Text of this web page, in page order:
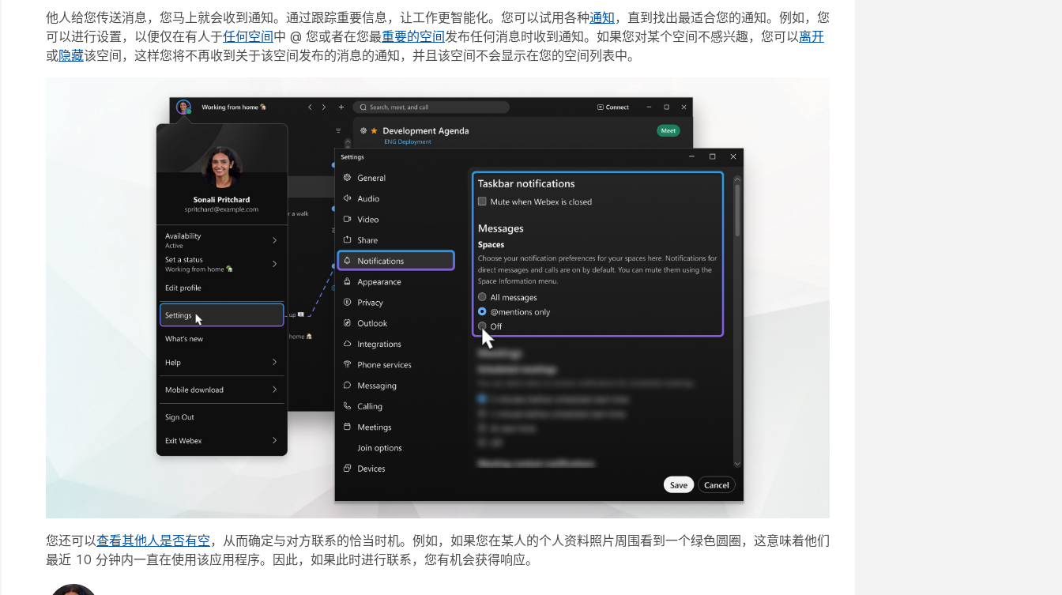
他人给您传送消息，您马上就会收到通知。通过跟踪重要信息，让工作更智能化。您可以试用各种通知，直到找出最适合您的通知。例如，您
可以进行设置，以便仅在有人于任何空间中 @ 您或者在您最重要的空间发布任何消息时收到通知。如果您对某个空间不感兴趣，您可以离开
或隐藏该空间，这样您将不再收到关于该空间发布的消息的通知，并且该空间不会显示在您的空间列表中。
您还可以查看其他人是否有空，从而确定与对方联系的恰当时机。例如，如果您在某人的个人资料照片周围看到一个绿色圆圈，这意味着他们
最近 10 分钟内一直在使用该应用程序。因此，如果此时进行联系，您有机会获得响应。